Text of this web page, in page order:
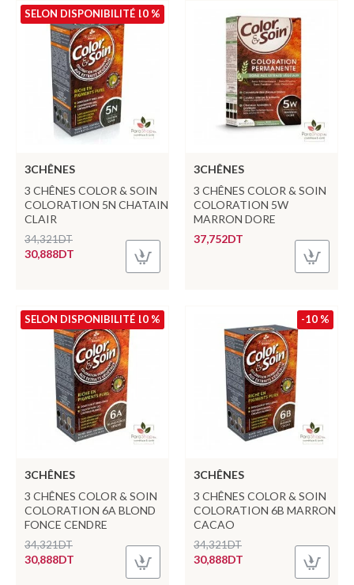
-10 %
SELON DISPONIBILITÉ
3CHÊNES
3 CHÊNES COLOR & SOIN
COLORATION 5N CHATAIN
CLAIR
30,888DT
34,321DT
3CHÊNES
3 CHÊNES COLOR & SOIN
COLORATION 5W
MARRON DORE
37,752DT
-10 %
SELON DISPONIBILITÉ
3CHÊNES
3 CHÊNES COLOR & SOIN
COLORATION 6A BLOND
FONCE CENDRE
30,888DT
34,321DT
-10 %
3CHÊNES
3 CHÊNES COLOR & SOIN
COLORATION 6B MARRON
CACAO
30,888DT
34,321DT